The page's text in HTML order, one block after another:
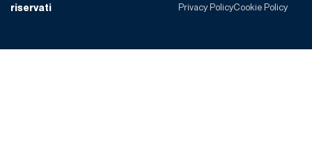
riservati​
Privacy PolicyCookie Policy